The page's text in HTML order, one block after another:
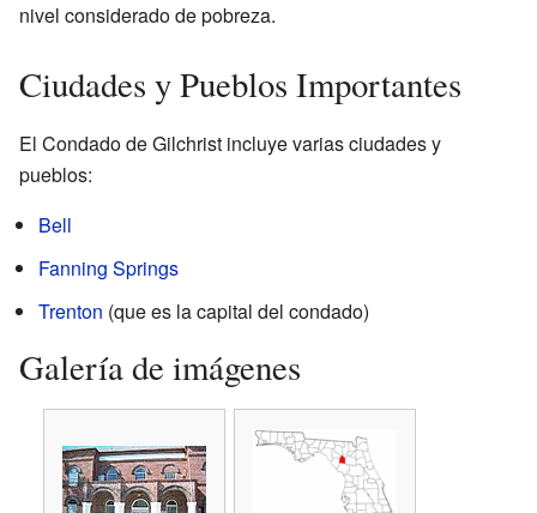
nivel considerado de pobreza.
Ciudades y Pueblos Importantes
El Condado de Gilchrist incluye varias ciudades y
pueblos:
Bell
Fanning Springs
Trenton (que es la capital del condado)
Galería de imágenes